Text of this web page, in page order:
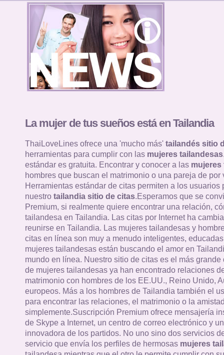
La mujer de tus sueños está en Tailandia
ThaiLoveLines ofrece una 'mucho más' tailandés sitio
herramientas para cumplir con las mujeres tailandesas
estándar es gratuita. Encontrar y conocer a las mujeres
hombres que buscan el matrimonio o una pareja de por
Herramientas estándar de citas permiten a los usuarios
nuestro tailandia sitio de citas.Esperamos que se
Premium, si realmente quiere encontrar una relación,
tailandesa en Tailandia. Las citas por Internet ha
reunirse en Tailandia. Las mujeres tailandesas y
citas en línea son muy a menudo inteligentes,
mujeres tailandesas están buscando el amor en
mundo en línea. Nuestro sitio de citas es el más grande
de mujeres tailandesas ya han encontrado relaciones
matrimonio con hombres de los EE.UU., Reino Unido,
europeos. Más a los hombres de Tailandia también el
para encontrar las relaciones, el matrimonio o la
simplemente.Suscripción Premium ofrece mensajería
de Skype a Internet, un centro de correo electrónico y
innovadora de los partidos. No uno sino dos servicios
servicio que envía los perfiles de hermosas mujeres